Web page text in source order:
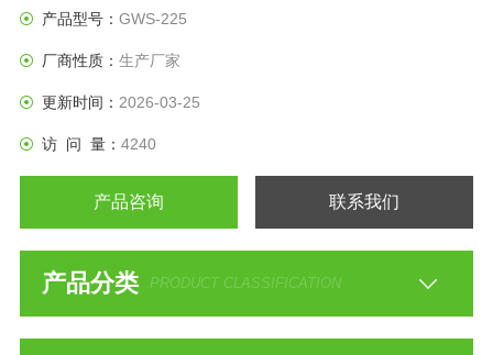
产品型号： GWS-225
厂商性质： 生产厂家
更新时间： 2026-03-25
访 问 量： 4240
产品咨询 联系我们
产品分类 PRODUCT CLASSIFICATION